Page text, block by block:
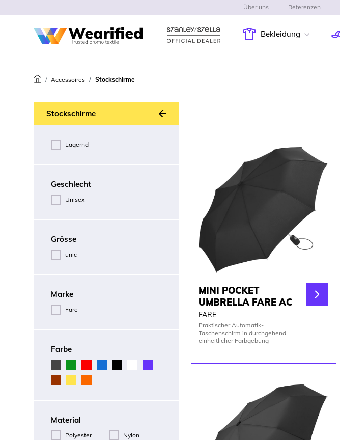
Bekleidung
Über uns Referenzen
Accessoires Stockschirme
Stockschirme Zurück
Lagernd
Geschlecht
Unisex
Grösse
unic
Marke
Fare
Farbe
Material
Polyester
Nylon
MINI POCKET
UMBRELLA FARE AC
FARE
Praktischer Automatik-
Taschenschirm in durchgehend
einheitlicher Farbgebung